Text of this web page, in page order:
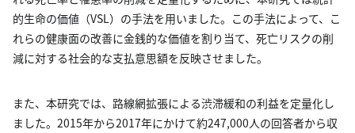
的生命の価値（VSL）の手法を用いました。この手法によって、こ
れらの健康面の改善に金銭的な価値を割り当て、死亡リスクの削
減に対する社会的な支払意思額を反映させました。
また、本研究では、路線網拡張による渋滞緩和の利益を定量化し
ました。2015年から2017年にかけて約247,000人の回答者から収